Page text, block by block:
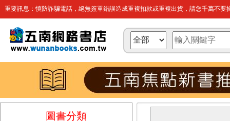
重要訊息：慎防詐騙電話，絕無簽單錯誤造成重複扣款或重複出貨，請您千萬不要
圖書分類